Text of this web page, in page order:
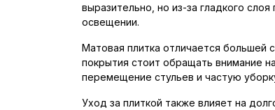
выразительно, но из-за гладкого
освещении.
Матовая плитка отличается большей
покрытия стоит обращать внимание
перемещение стульев и частую
Уход за плиткой также влияет на